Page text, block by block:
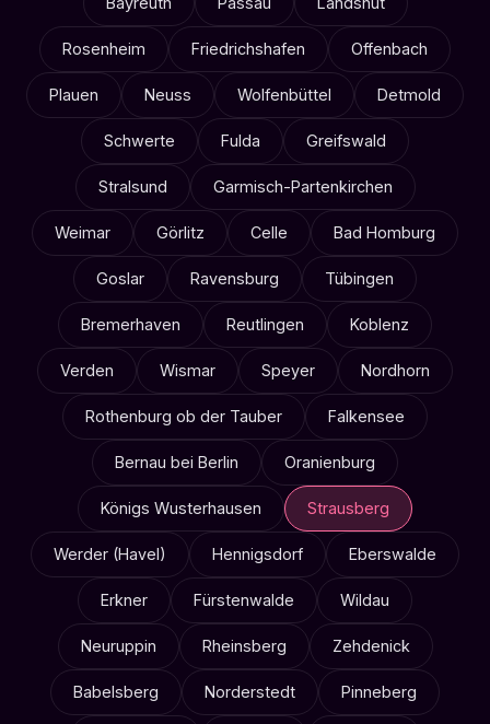
Rosenheim Friedrichshafen Offenbach
Plauen Neuss Wolfenbüttel Detmold
Schwerte Fulda Greifswald
Stralsund Garmisch-Partenkirchen
Weimar Görlitz Celle Bad Homburg
Goslar Ravensburg Tübingen
Bremerhaven Reutlingen Koblenz
Verden Wismar Speyer Nordhorn
Rothenburg ob der Tauber Falkensee
Bernau bei Berlin Oranienburg
Königs Wusterhausen Strausberg
Werder (Havel) Hennigsdorf Eberswalde
Erkner Fürstenwalde Wildau
Neuruppin Rheinsberg Zehdenick
Babelsberg Norderstedt Pinneberg